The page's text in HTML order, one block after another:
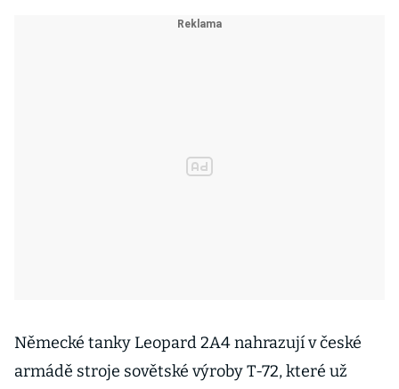
Německé tanky Leopard 2A4 nahrazují v české
armádě stroje sovětské výroby T-72, které už